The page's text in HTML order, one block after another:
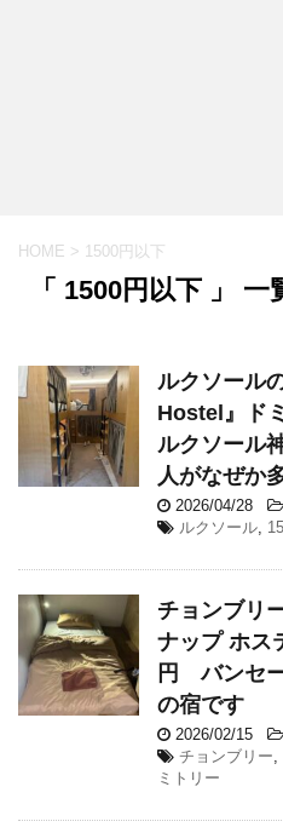
HOME > 1500円以下
「 1500円以下 」 一
ルクソール
Hostel』ド
ルクソール
人がなぜか
2026/04/28
ルクソール
チョンブリ
ナップ ホス
円 バンセ
の宿です
2026/02/15
チョンブリー
ミトリー